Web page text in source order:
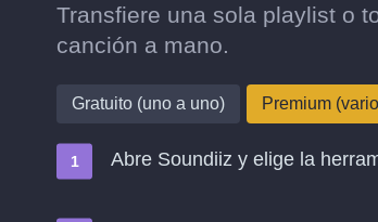
Transfiere una sola playlist o
canción a mano.
Gratuito (uno a uno) Premium
Abre Soundiiz y elige la